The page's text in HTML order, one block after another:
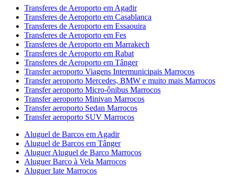
Transferes de Aeroporto em Agadir
Transferes de Aeroporto em Casablanca
Transferes de Aeroporto em Essaouira
Transferes de Aeroporto em Fes
Transferes de Aeroporto em Marrakech
Transferes de Aeroporto em Rabat
Transferes de Aeroporto em Tânger
Transfer aeroporto Viagens Intermunicipais Marrocos
Transfer aeroporto Mercedes, BMW e muito mais Marrocos
Transfer aeroporto Micro-ônibus Marrocos
Transfer aeroporto Minivan Marrocos
Transfer aeroporto Sedan Marrocos
Transfer aeroporto SUV Marrocos
Aluguel de Barcos em Agadir
Aluguel de Barcos em Tânger
Aluguer Aluguel de Barco Marrocos
Aluguer Barco à Vela Marrocos
Aluguer Iate Marrocos